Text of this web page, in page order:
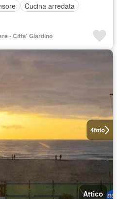
Cucina arredata
- Citta' Giardino
4foto
Attico